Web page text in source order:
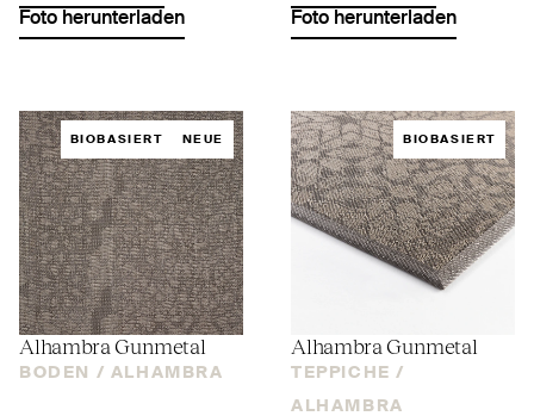
Foto herunterladen
Foto herunterladen
BIOBASIERT NEUE
Alhambra Gunmetal
BODEN / ALHAMBRA
BIOBASIERT
Alhambra Gunmetal
TEPPICHE /
ALHAMBRA